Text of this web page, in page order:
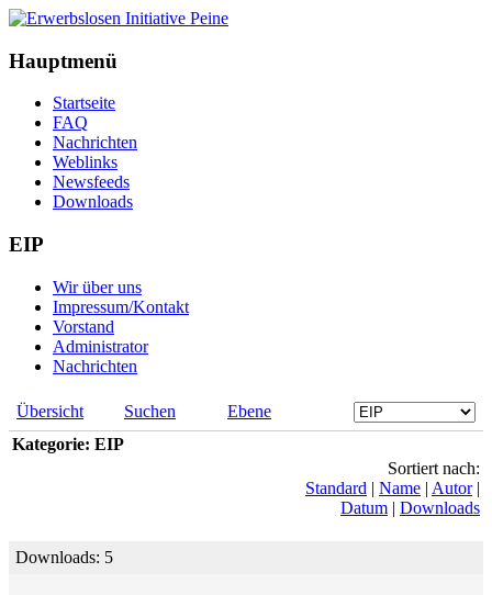
Hauptmenü
Startseite
FAQ
Nachrichten
Weblinks
Newsfeeds
Downloads
EIP
Wir über uns
Impressum/Kontakt
Vorstand
Administrator
Nachrichten
Übersicht Suchen
Ebene
Kategorie: EIP
Sortiert nach:
Standard | Name | Autor|
Datum | Downloads
Downloads: 5